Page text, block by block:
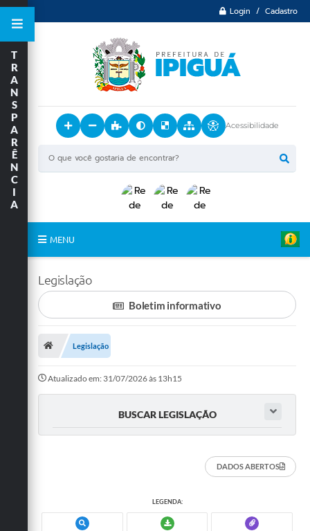
Login / Cadastro
Acessibilidade
MENU
O Município
Transparência
Contato
E-sic
Solicitação de Visualização de Imagens de Câmeras
Câmara Municipal
T
R
A
N
S
P
A
R
Ê
N
C
I
A
Legislação
Boletim informativo
Legislação
Atualizado em: 31/07/2026 às 13h15
BUSCAR LEGISLAÇÃO
DADOS ABERTOS
LEGENDA: